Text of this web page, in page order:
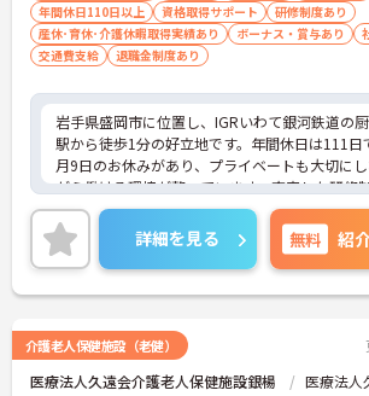
年間休日110日以上
資格取得サポート
研修制度あり
産休･育休･介護休暇取得実績あり
ボーナス・賞与あり
交通費支給
退職金制度あり
岩手県盛岡市に位置し、IGRいわて銀河鉄道の
駅から徒歩1分の好立地です。年間休日は111日
月9日のお休みがあり、プライベートも大切に
がら働ける環境が整っています。充実した研修
があり、未経験者も安心してスタートできるサ
ト体制が整っています。特に、資格取りたての方
未経験の方に向いており、地域社会に貢献した
に最適な職場です。大手法人ならではの福利厚
待遇面の良さも魅力♪ご興味のある方には、面
気軽にご相談ください！
詳細を見る 無料 紹
介護老人保健施設（老健）
医療法人久遠会介護老人保健施設銀楊 医療法人